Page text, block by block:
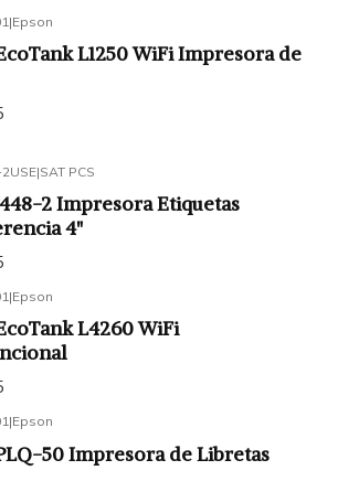
|Epson
L1250 WiFi Impresora de
|SAT PCS
2 Impresora Etiquetas
4"
|Epson
L4260 WiFi
|Epson
50 Impresora de Libretas